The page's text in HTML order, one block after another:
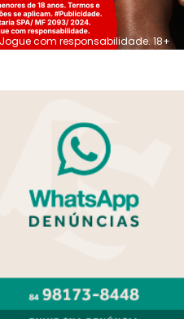
Jogue com responsabilidade. 18+